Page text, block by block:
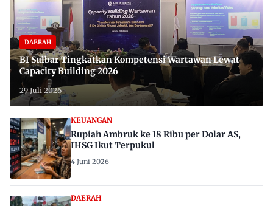
DAERAH
BI Sulbar Tingkatkan Kompetensi Wartawan Lewat
Capacity Building 2026
29 Juli 2026
KEUANGAN
Rupiah Ambruk ke 18 Ribu per Dolar AS,
IHSG Ikut Terpukul
4 Juni 2026
DAERAH